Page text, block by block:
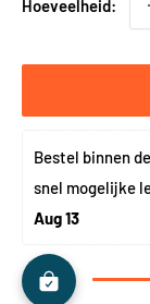
Hoeveelheid:
Bestel binnen
snel mogelijke
Aug 13